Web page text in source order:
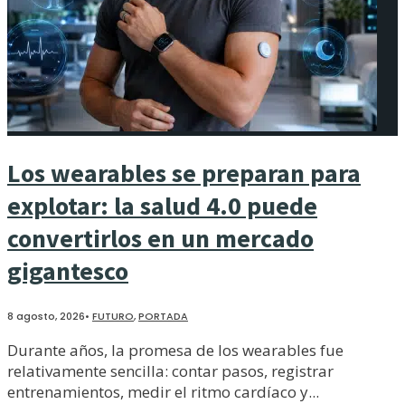
Los wearables se preparan para
explotar: la salud 4.0 puede
convertirlos en un mercado
gigantesco
8 agosto, 2026• FUTURO,PORTADA
Durante años, la promesa de los wearables fue
relativamente sencilla: contar pasos, registrar
entrenamientos, medir el ritmo cardíaco y...